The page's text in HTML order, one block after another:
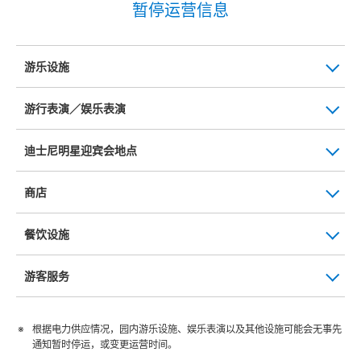
暂停运营信息
游乐设施
游行表演／娱乐表演
迪士尼明星迎宾会地点
商店
餐饮设施
游客服务
根据电力供应情况，园内游乐设施、娱乐表演以及其他设施可能会无事先
通知暂时停运，或变更运营时间。